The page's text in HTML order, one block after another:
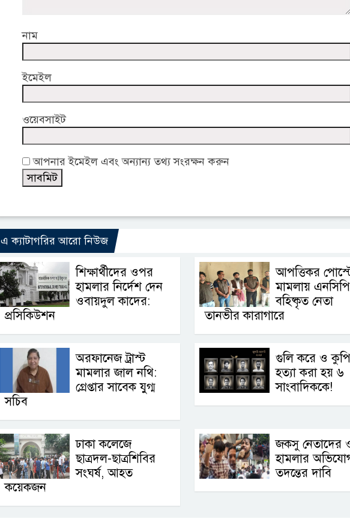
নাম
ইমেইল
ওয়েবসাইট
আপনার ইমেইল এবং অন্যান্য তথ্য সংরক্ষন করুন
এ ক্যাটাগরির আরো নিউজ
শিক্ষার্থীদের ওপর
হামলার নির্দেশ দেন
ওবায়দুল কাদের:
প্রসিকিউশন
আপত্তিকর
মামলায়
বহিষ্কৃত নেতা
তানভীর কারাগারে
অরফানেজ ট্রাস্ট
মামলার জাল নথি:
গ্রেপ্তার সাবেক যুগ্ম
সচিব
গুলি করে ও
হত্যা করা হয় ৬
সাংবাদিককে!
ঢাকা কলেজে
ছাত্রদল-ছাত্রশিবির
সংঘর্ষ, আহত
কয়েকজন
জকসু নেতাদের
হামলার
তদন্তের দাবি